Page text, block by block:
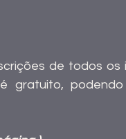
de todos os
gratuito,